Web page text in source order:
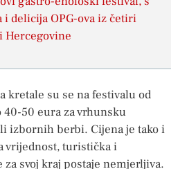
i delicija OPG-ova iz četiri
Hercegovine
kretale su se na festivalu od
50 eura za vrhunsku
izbornih berbi. Cijena je tako i
vrijednost, turistička i
svoj kraj postaje nemjerljiva.